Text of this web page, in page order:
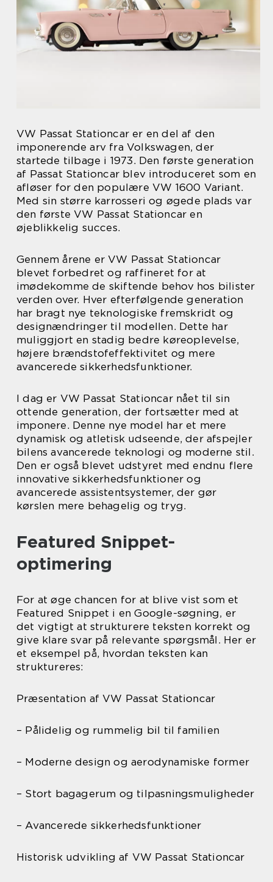
VW Passat Stationcar er en del af den
imponerende arv fra Volkswagen, der
startede tilbage i 1973. Den første generation
af Passat Stationcar blev introduceret som en
afløser for den populære VW 1600 Variant.
Med sin større karrosseri og øgede plads var
den første VW Passat Stationcar en
øjeblikkelig succes.
Gennem årene er VW Passat Stationcar
blevet forbedret og raffineret for at
imødekomme de skiftende behov hos bilister
verden over. Hver efterfølgende generation
har bragt nye teknologiske fremskridt og
designændringer til modellen. Dette har
muliggjort en stadig bedre køreoplevelse,
højere brændstofeffektivitet og mere
avancerede sikkerhedsfunktioner.
I dag er VW Passat Stationcar nået til sin
ottende generation, der fortsætter med at
imponere. Denne nye model har et mere
dynamisk og atletisk udseende, der afspejler
bilens avancerede teknologi og moderne stil.
Den er også blevet udstyret med endnu flere
innovative sikkerhedsfunktioner og
avancerede assistentsystemer, der gør
kørslen mere behagelig og tryg.
Featured Snippet-
optimering
For at øge chancen for at blive vist som et
Featured Snippet i en Google-søgning, er
det vigtigt at strukturere teksten korrekt og
give klare svar på relevante spørgsmål. Her er
et eksempel på, hvordan teksten kan
struktureres:
Præsentation af VW Passat Stationcar
– Pålidelig og rummelig bil til familien
– Moderne design og aerodynamiske former
– Stort bagagerum og tilpasningsmuligheder
– Avancerede sikkerhedsfunktioner
Historisk udvikling af VW Passat Stationcar